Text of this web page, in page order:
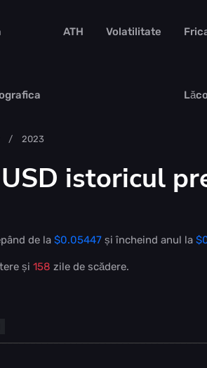
ATH Volatilitate
2023
istoricul
de la $0.05447 și încheind anul la
și 158 zile de scădere.